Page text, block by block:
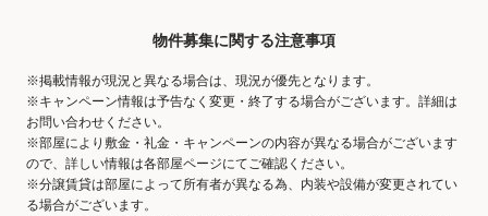
物件募集に関する注意事項
※掲載情報が現況と異なる場合は、現況が優先となります。
※キャンペーン情報は予告なく変更・終了する場合がございます。詳細は
お問い合わせください。
※部屋により敷金・礼金・キャンペーンの内容が異なる場合がございます
ので、詳しい情報は各部屋ページにてご確認ください。
※分譲賃貸は部屋によって所有者が異なる為、内装や設備が変更されてい
る場合がございます。